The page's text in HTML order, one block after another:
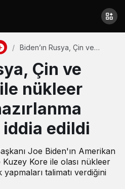
Biden’ın Rusya, Çin ve
çatışmaya hazırlanma emri
verdiği iddia edildi
Çin ve
nükleer
edildi
Joe Biden'ın Amerikan
Kore ile olası nükleer
yapmaları talimatı verdiğini